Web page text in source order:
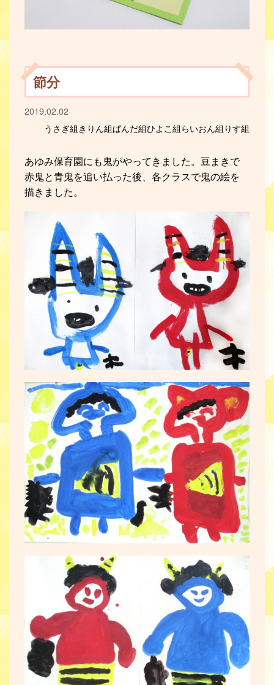
節分
2019.02.02
うさぎ組きりん組ぱんだ組ひよこ組らいおん組 りす組
あゆみ保育園にも鬼がやってきました。豆まきで
赤鬼と青鬼を追い払った後、各クラスで鬼の絵を
描きました。